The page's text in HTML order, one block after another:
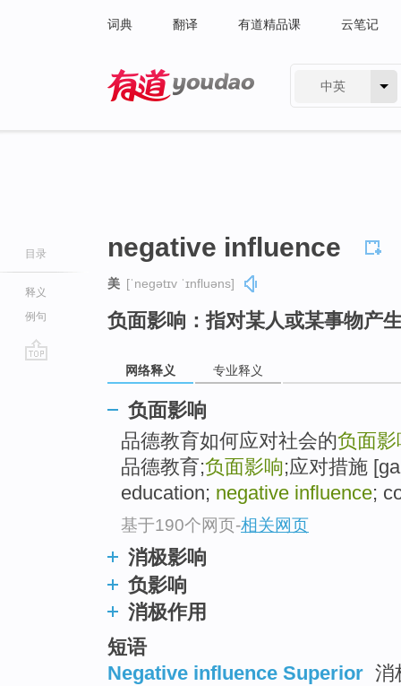
词典 翻译 有道精品课 云笔记
中英
目录
释义
例句
negative influence
美 [ˈneɡətɪv ˈɪnfluəns]
负面影响：指对某人或某事物产
网络释义 专业释义
负面影响
品德教育如何应对社会的负面影
品德教育;负面影响;应对措施
education; negative influence;
基于190个网页-相关网页
消极影响
负影响
消极作用
短语
Negative influence Superior 消